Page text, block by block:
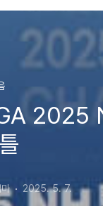
2025
2025. 5. 7.